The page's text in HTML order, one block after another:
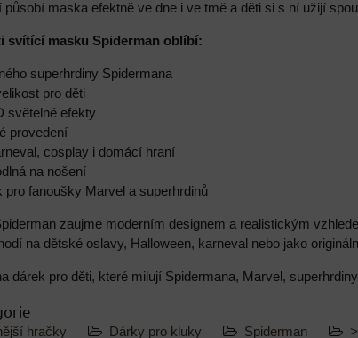
působí maska efektně ve dne i ve tmě a děti si s ní užijí
svítící masku Spiderman oblíbí:
superhrdiny Spidermana
pro děti
světelné efekty
provedení
cosplay i domácí hraní
na nošení
pro fanoušky Marvel a superhrdinů
zaujme moderním designem a realistickým
na dětské oslavy, Halloween, karneval nebo jako
dárek pro děti, které milují Spidermana, Marvel,
hračky Dárky pro kluky Spiderman